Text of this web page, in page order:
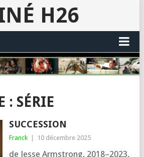
H26
: SÉRIE
SUCCESSION
Franck 10 décembre 2025
de Jesse Armstrong, 2018–2023,